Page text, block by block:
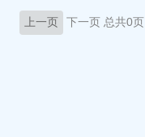
上一页 下一页 总共0页